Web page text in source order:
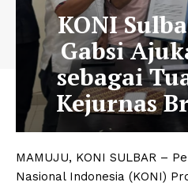
KONI
Gabsi
sebagai
Kejurnas
MAMUJU, KONI SULBAR –
Nasional Indonesia (KONI)